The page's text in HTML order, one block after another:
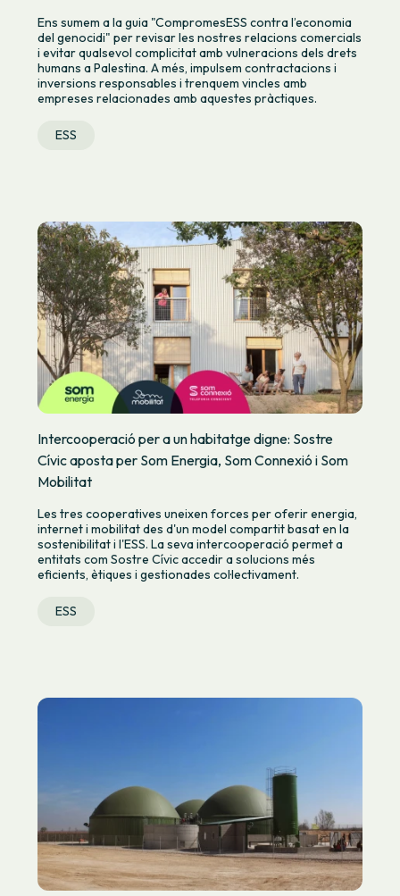
Ens sumem a la guia "CompromesESS contra l’economia
del genocidi" per revisar les nostres relacions comercials
i evitar qualsevol complicitat amb vulneracions dels drets
humans a Palestina. A més, impulsem contractacions i
inversions responsables i trenquem vincles amb
empreses relacionades amb aquestes pràctiques.
ESS
Intercooperació per a un habitatge digne: Sostre
Cívic aposta per Som Energia, Som Connexió i Som
Mobilitat
Les tres cooperatives uneixen forces per oferir energia,
internet i mobilitat des d'un model compartit basat en la
sostenibilitat i l'ESS. La seva intercooperació permet a
entitats com Sostre Cívic accedir a solucions més
eficients, ètiques i gestionades col·lectivament.
ESS